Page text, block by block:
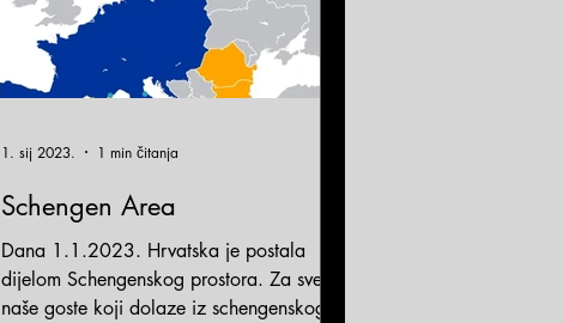
Schengen Area
Dana 1.1.2023. Hrvatska je postala
dijelom Schengenskog prostora. Za sve
naše goste koji dolaze iz schengenskog
1. sij 2023. 1 min čitanja